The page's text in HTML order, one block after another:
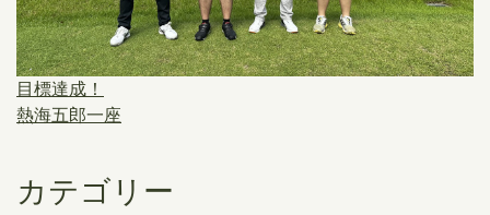
目標達成！
熱海五郎一座
カテゴリー